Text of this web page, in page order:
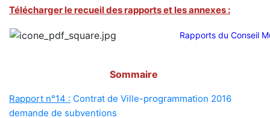
Télécharger le recueil des rapports et les annexes :
Rapports du Conseil
Sommaire
Rapport n°14 : Contrat de Ville-programmation 2016
demande de subventions